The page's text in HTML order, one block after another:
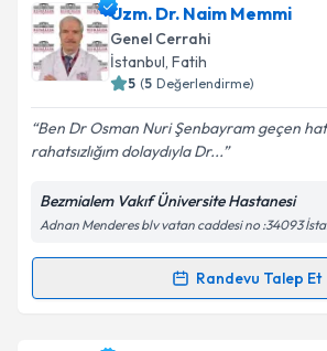
Op. Dr. İsmail Cem Sormaziçin
talebi oluşturun. Size bu uzmandan
için bir takvim hazırlandığında e-
bilgilendireceğiz.
E-posta Adresiniz
Kişisel verilerimin işlenmesine
Metni'ni okudum ve kişisel
kapsamda işlenmesini kabul
Uzm. Dr. Naim Memmi
Genel Cerrahi
İstanbul, Fatih
5 (5 Değerlendirme)
Ben Dr Osman Nuri Şenbayram geçen
rahatsızlığım dolaydıyla Dr...
Bezmialem Vakıf Üniversite Hastanesi
Adnan Menderes blv vatan caddesi no :34093
Randevu Talep Et
Randevu Takvimi Talebi